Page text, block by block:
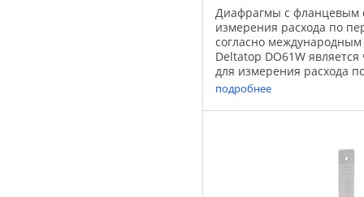
Диафрагмы с фланцевым
измерения расхода по
согласно международным
Deltatop DO61W
для измерения расхода
давления с диафрагмой и
перепада давления
подробнее